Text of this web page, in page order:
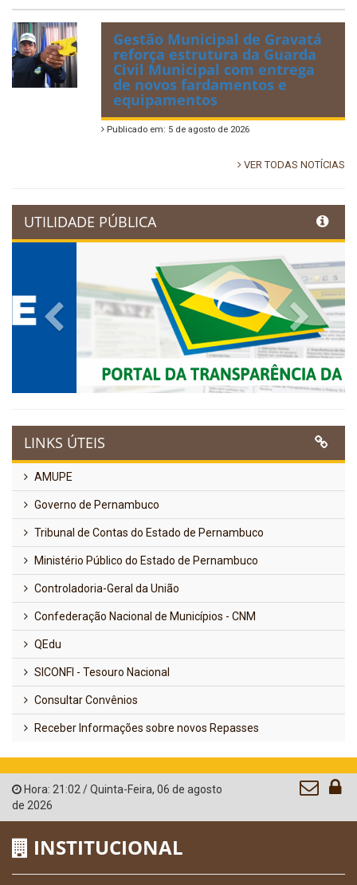
Gestão Municipal de Gravatá
reforça estrutura da Guarda
Civil Municipal com entrega
de novos fardamentos e
equipamentos
Publicado em: 5 de agosto de 2026
VER TODAS NOTÍCIAS
UTILIDADE PÚBLICA
Previous Next
LINKS ÚTEIS
AMUPE
Governo de Pernambuco
Tribunal de Contas do Estado de Pernambuco
Ministério Público do Estado de Pernambuco
Controladoria-Geral da União
Confederação Nacional de Municípios - CNM
QEdu
SICONFI - Tesouro Nacional
Consultar Convênios
Receber Informações sobre novos Repasses
Hora: 21:02 /Quinta-Feira, 06 de agosto
de 2026
INSTITUCIONAL